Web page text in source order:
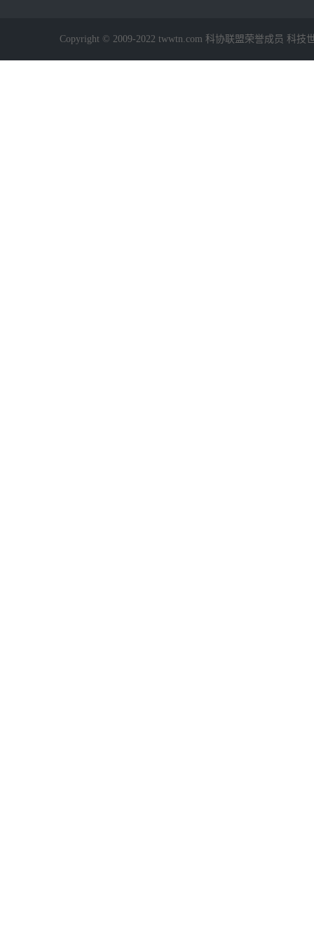
Copyright © 2009-2022 twwtn.com 科协联盟荣誉成员 科